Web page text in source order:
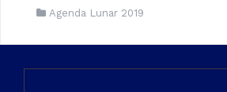
Agenda Lunar 2019